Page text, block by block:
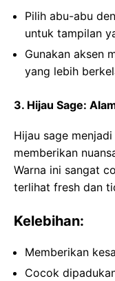
Pilih abu-abu
untuk tampilan
Gunakan aksen
yang lebih
3. Hijau Sage:
Hijau sage
memberikan
Warna ini sangat
terlihat fresh dan
Kelebihan:
Memberikan
Cocok